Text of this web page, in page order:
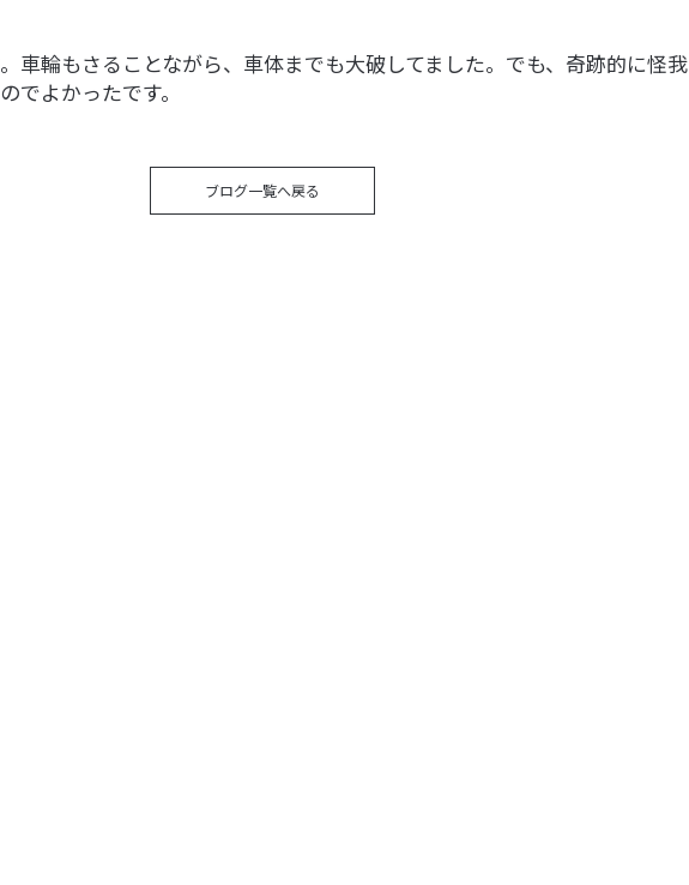
車輪もさることながら、車体までも大破してました。でも、奇跡的に怪我
でよかったです。
ブログ一覧へ戻る